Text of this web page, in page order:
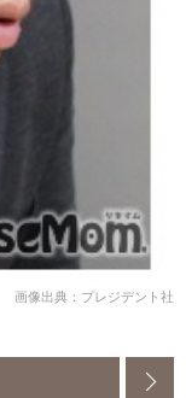
画像出典：プレジデント社